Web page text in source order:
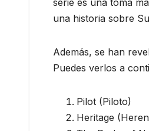
serie es una toma
una historia sobre
Además, se han
Puedes verlos a
Pilot (Piloto)
Heritage